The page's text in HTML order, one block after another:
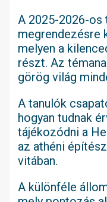
A 2025-2026-os
megrendezésre
melyen a
részt. Az
görög világ
A tanulók
hogyan tudnak
tájékozódni a
az athéni
vitában.
A különféle